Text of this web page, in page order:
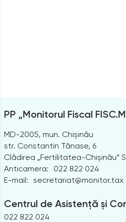
PP „Monitorul Fiscal
MD-2005, mun. Chișinău
str. Constantin Tănase, 6
Clădirea „Fertilitatea-Chișinău”
Anticamera:
022 822 024
E-mail: secretariat@monitor.tax
Centrul de Asistență și
022 822 024